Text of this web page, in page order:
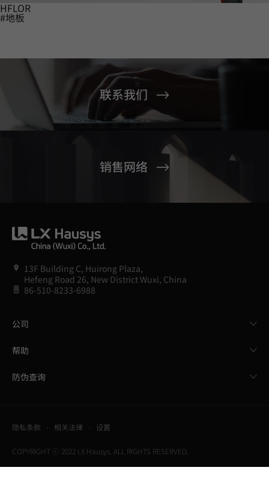
HFLOR
#地板
联系我们
销售网络
13F Building C, Huirong Plaza,
Hefeng Road 26, New District Wuxi, China
86-510-8233-6988
公司
帮助
防伪查询
隐私条款 相关法律 设置
COPYRIGHT ⓒ 2022 LX Hausys. ALL RIGHTS RESERVED.